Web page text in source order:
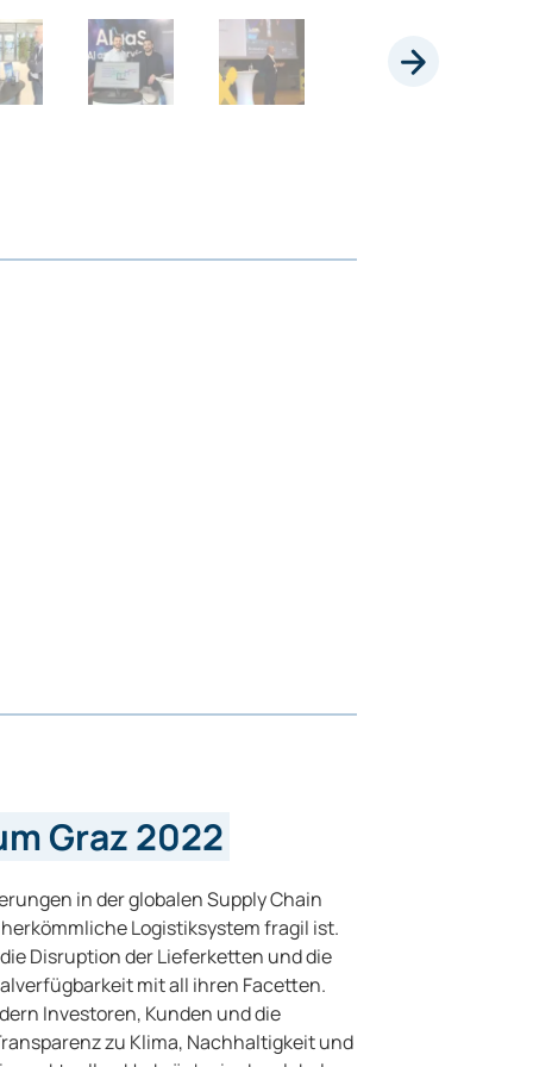
Graz 2022
in der globalen Supply Chain
Logistiksystem fragil ist.
Disruption der Lieferketten und die
mit all ihren Facetten.
Investoren, Kunden und die
zu Klima, Nachhaltigkeit und